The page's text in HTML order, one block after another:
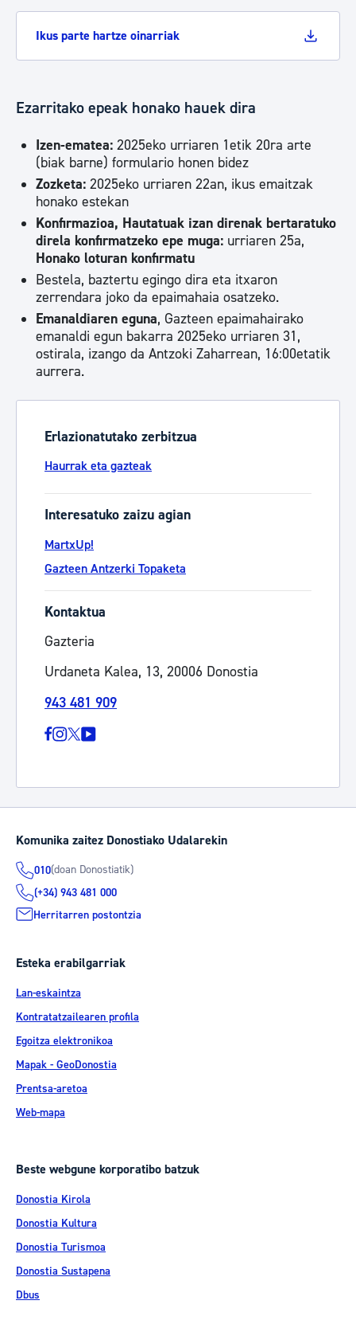
Ikus parte hartze oinarriak
Ezarritako epeak honako hauek dira
Izen-ematea: 2025eko urriaren 1etik 20ra arte
(biak barne) formulario honen bidez
Zozketa: 2025eko urriaren 22an, ikus emaitzak
honako estekan
Konfirmazioa, Hautatuak izan direnak bertaratuko
direla konfirmatzeko epe muga: urriaren 25a,
Honako loturan konfirmatu
Bestela, baztertu egingo dira eta itxaron
zerrendara joko da epaimahaia osatzeko.
Emanaldiaren eguna, Gazteen epaimahairako
emanaldi egun bakarra 2025eko urriaren 31,
ostirala, izango da Antzoki Zaharrean, 16:00etatik
aurrera.
Erlazionatutako zerbitzua
Haurrak eta gazteak
Interesatuko zaizu agian
MartxUp!
Gazteen Antzerki Topaketa
Kontaktua
Gazteria
Urdaneta Kalea, 13, 20006 Donostia
943 481 909
Komunika zaitez Donostiako Udalarekin
010(doan Donostiatik)
(+34) 943 481 000
Herritarren postontzia
Esteka erabilgarriak
Lan-eskaintza
Kontratatzailearen profila
Egoitza elektronikoa
Mapak - GeoDonostia
Prentsa-aretoa
Web-mapa
Beste webgune korporatibo batzuk
Donostia Kirola
Donostia Kultura
Donostia Turismoa
Donostia Sustapena
Dbus